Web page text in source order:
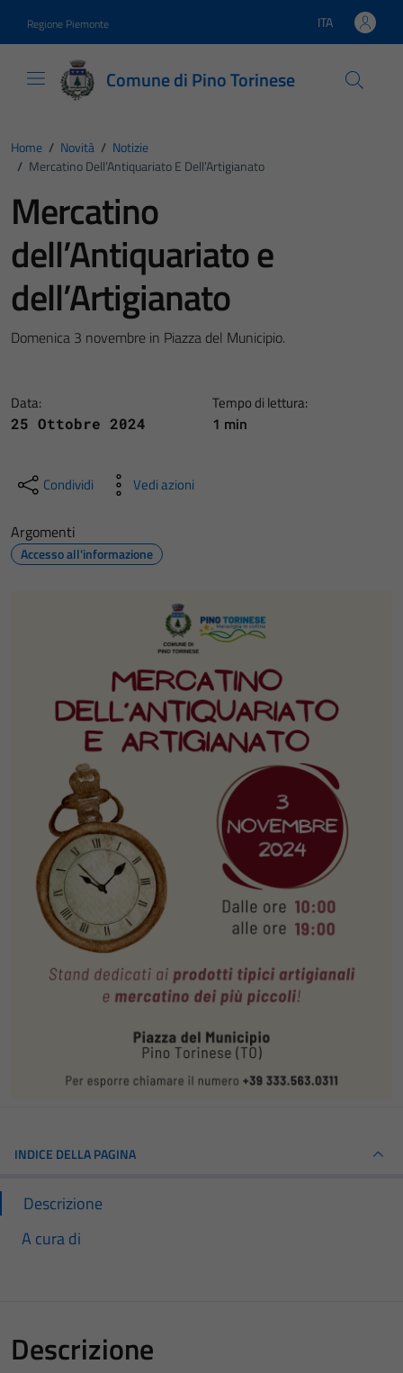
Regione Piemonte Lingua attiva:
ITA
Comune di Pino Torinese
Home / Novità / Notizie
/ Mercatino Dell’Antiquariato E Dell’Artigianato
Mercatino
dell’Antiquariato e
dell’Artigianato
Domenica 3 novembre in Piazza del Municipio.
Data:
25 Ottobre 2024
Tempo di lettura:
1 min
Condividi Vedi azioni
Argomenti
Accesso all'informazione
INDICE DELLA PAGINA
Descrizione
A cura di
Descrizione